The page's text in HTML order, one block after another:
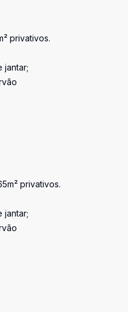
privativos.
jantar;
privativos.
jantar;